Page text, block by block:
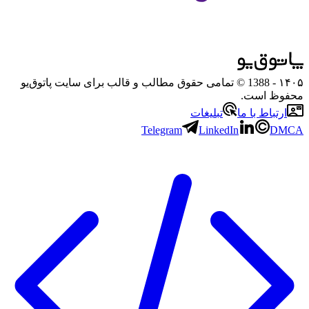
۱۴۰۵
- 1388 © تمامی حقوق مطالب و قالب برای سایت پاتوق‌یو
محفوظ است.
ارتباط با ما
تبلیغات
Telegram
LinkedIn DMCA